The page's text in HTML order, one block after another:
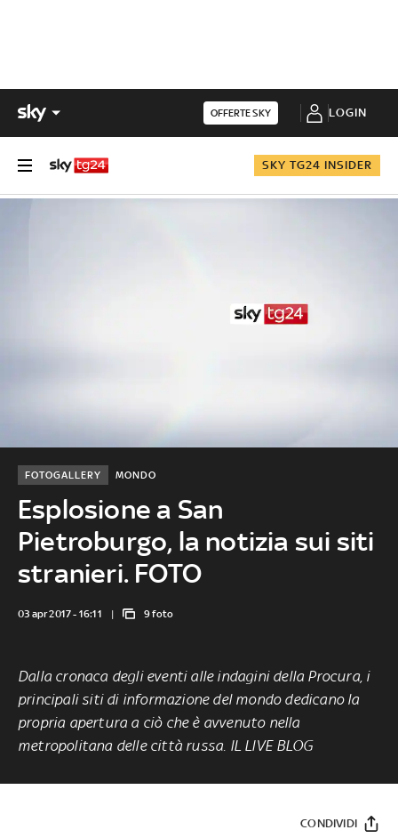
OFFERTE SKY LOGIN
SKY TG24 INSIDER
Esplosione a San
Pietroburgo, la notizia sui siti
stranieri. FOTO
MONDO
FOTOGALLERY
03 apr 2017 - 16:11 9 foto
Dalla cronaca degli eventi alle indagini della Procura, i
principali siti di informazione del mondo dedicano la
propria apertura a ciò che è avvenuto nella
metropolitana delle città russa. IL LIVE BLOG
CONDIVIDI